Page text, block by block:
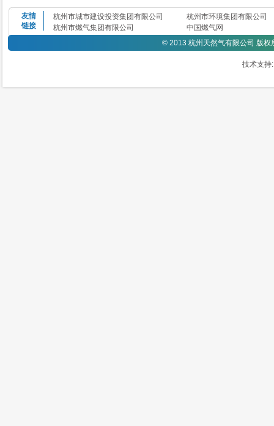
友情
链接
杭州市城市建设投资集团有限公司
杭州市环境集团有限公司
杭州市燃气集团有限公司
中国燃气网
© 2013 杭州天然气有限公司 版权
技术支持: